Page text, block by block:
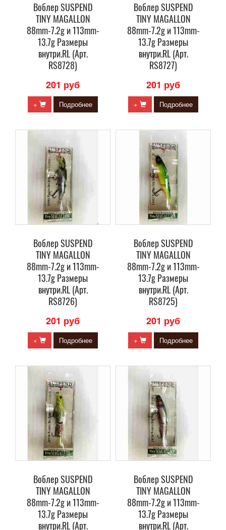
Воблер SUSPEND
TINY MAGALLON
88mm-7.2g и 113mm-
13.7g Размеры
внутри.RL (Арт.
RS8728)
201 руб
+ Подробнее
Воблер SUSPEND
TINY MAGALLON
88mm-7.2g и 113mm-
13.7g Размеры
внутри.RL (Арт.
RS8727)
201 руб
+ Подробнее
Воблер SUSPEND
TINY MAGALLON
88mm-7.2g и 113mm-
13.7g Размеры
внутри.RL (Арт.
RS8726)
201 руб
+ Подробнее
Воблер SUSPEND
TINY MAGALLON
88mm-7.2g и 113mm-
13.7g Размеры
внутри.RL (Арт.
RS8725)
201 руб
+ Подробнее
Воблер SUSPEND
TINY MAGALLON
88mm-7.2g и 113mm-
13.7g Размеры
внутри.RL (Арт.
Воблер SUSPEND
TINY MAGALLON
88mm-7.2g и 113mm-
13.7g Размеры
внутри.RL (Арт.